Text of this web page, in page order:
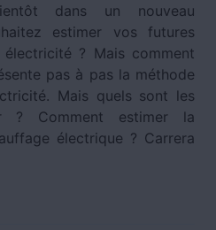
dans un nouveau
estimer vos futures
électricité ? Mais comment
pas à pas la méthode
Mais quels sont les
? Comment estimer la
électrique ? Carrera